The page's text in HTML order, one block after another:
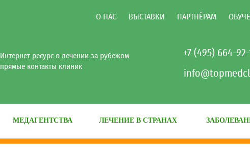
О НАС ВЫСТАВКИ ПАРТНЁРАМ
Интернет ресурс о лечении за рубежом
прямые контакты клиник
+7 (495) 664-92-
МЕДАГЕНТСТВА ЛЕЧЕНИЕ В СТРАНАХ